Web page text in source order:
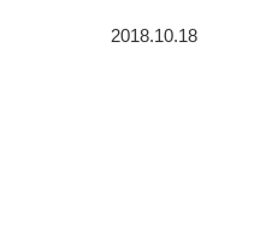
2018.10.18